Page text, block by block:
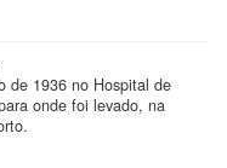
de 1936 no Hospital de
onde foi levado, na